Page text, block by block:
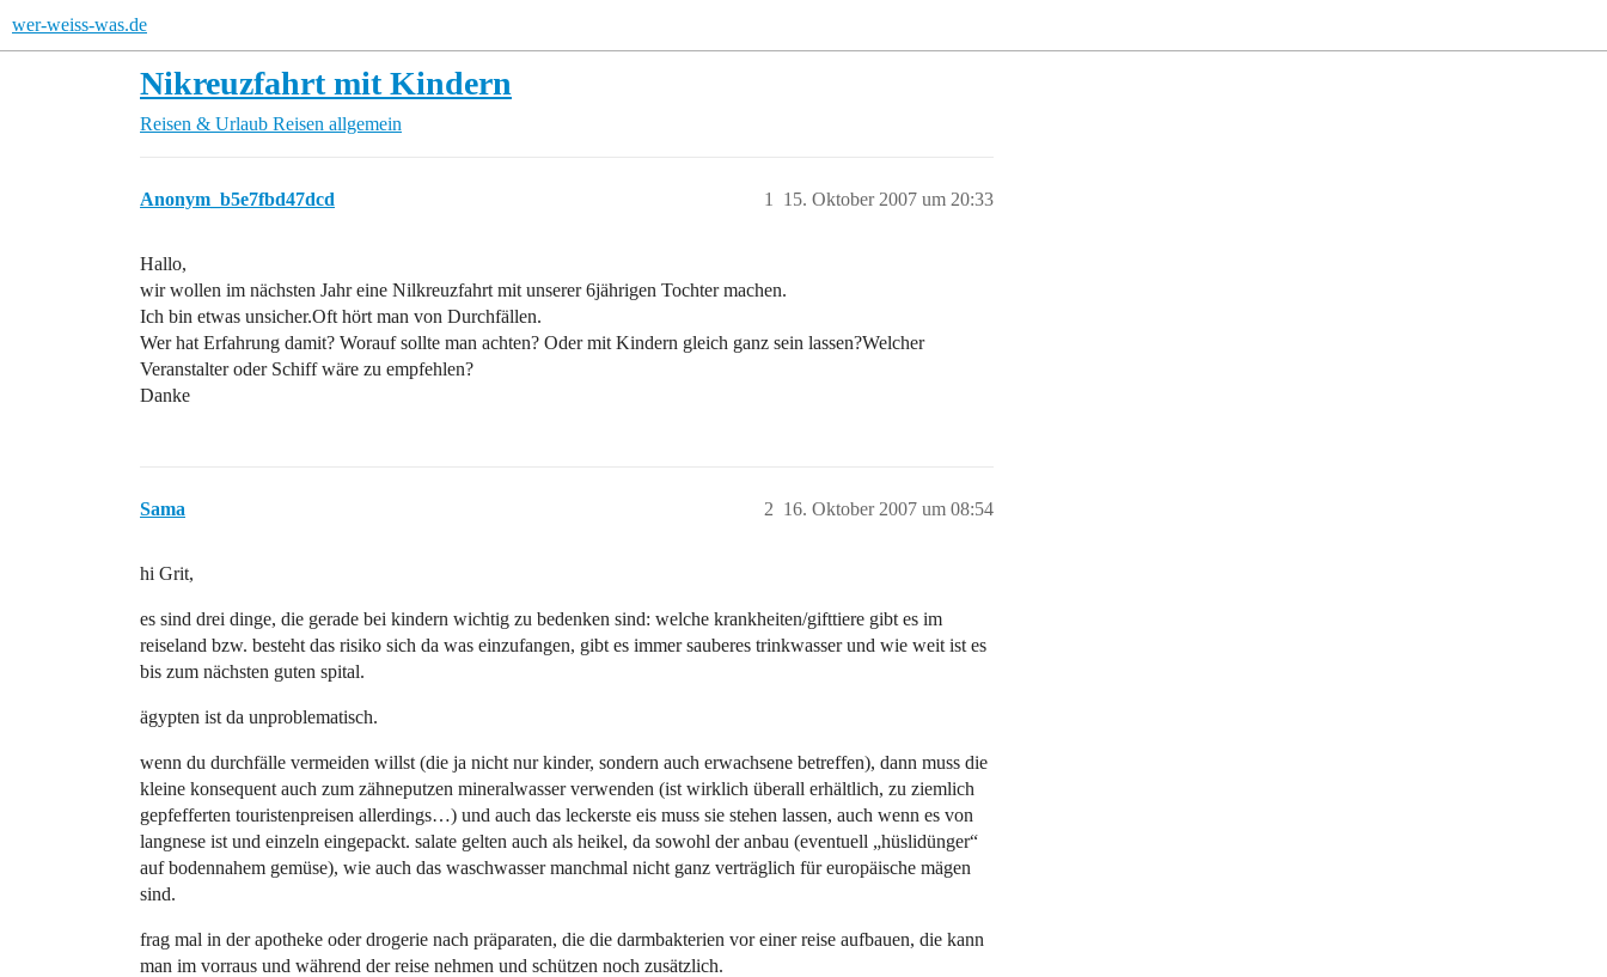
wer-weiss-was.de
Nikreuzfahrt mit Kindern
Reisen & Urlaub Reisen allgemein
Anonym_b5e7fbd47dcd 15. Oktober 2007 um 20:33
1
Hallo,
wir wollen im nächsten Jahr eine Nilkreuzfahrt mit unserer 6jährigen Tochter machen.
Ich bin etwas unsicher.Oft hört man von Durchfällen.
Wer hat Erfahrung damit? Worauf sollte man achten? Oder mit Kindern gleich ganz sein lassen?Welcher
Veranstalter oder Schiff wäre zu empfehlen?
Danke
Sama 16. Oktober 2007 um 08:54
2
hi Grit,
es sind drei dinge, die gerade bei kindern wichtig zu bedenken sind: welche krankheiten/gifttiere gibt es im
reiseland bzw. besteht das risiko sich da was einzufangen, gibt es immer sauberes trinkwasser und wie weit ist es
bis zum nächsten guten spital.
ägypten ist da unproblematisch.
wenn du durchfälle vermeiden willst (die ja nicht nur kinder, sondern auch erwachsene betreffen), dann muss die
kleine konsequent auch zum zähneputzen mineralwasser verwenden (ist wirklich überall erhältlich, zu ziemlich
gepfefferten touristenpreisen allerdings…) und auch das leckerste eis muss sie stehen lassen, auch wenn es von
langnese ist und einzeln eingepackt. salate gelten auch als heikel, da sowohl der anbau (eventuell „hüslidünger“
auf bodennahem gemüse), wie auch das waschwasser manchmal nicht ganz verträglich für europäische mägen
sind.
frag mal in der apotheke oder drogerie nach präparaten, die die darmbakterien vor einer reise aufbauen, die kann
man im vorraus und während der reise nehmen und schützen noch zusätzlich.